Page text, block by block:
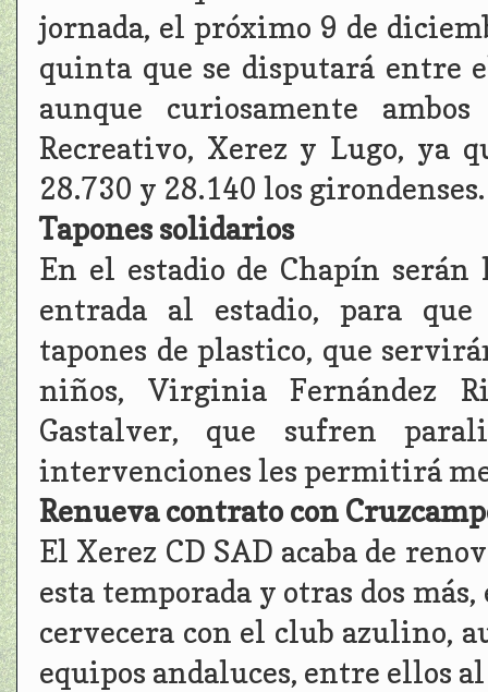
jornada, el próximo 9 de
quinta que se disputará entre
aunque curiosamente
Recreativo, Xerez y Lugo, ya
28.730 y 28.140 los girondenses.
Tapones solidarios
En el estadio de Chapín
entrada al estadio, para que
tapones de plastico, que
niños, Virginia Fernández
Gastalver, que sufren
intervenciones les permitirá
Renueva contrato con
El Xerez CD SAD acaba de
esta temporada y otras dos
cervecera con el club azulino,
equipos andaluces, entre ellos al